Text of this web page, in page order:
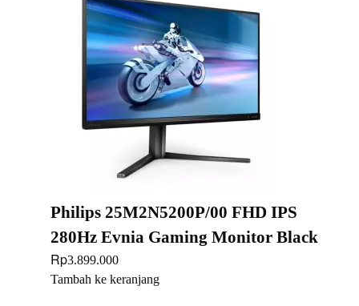
Philips 25M2N5200P/00 FHD IPS
280Hz Evnia Gaming Monitor Black
Rp3.899.000
Tambah ke keranjang